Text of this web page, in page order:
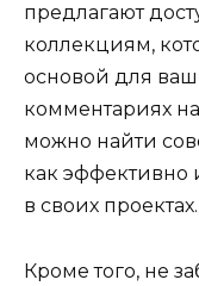
предлагают
коллекциям,
основой для
комментариях
можно найти
как эффективно
в своих проектах.
Кроме того, не